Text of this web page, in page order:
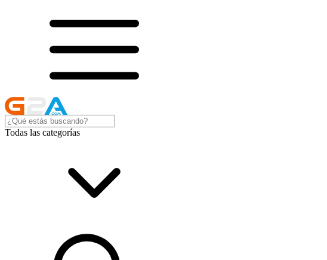
Todas las categorías